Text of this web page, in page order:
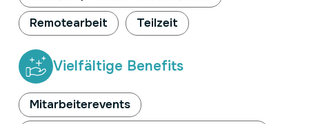
Remotearbeit
Teilzeit
Vielfältige Benefits
Mitarbeiterevents